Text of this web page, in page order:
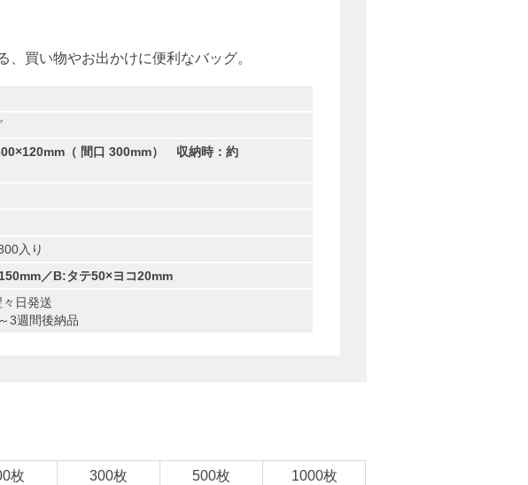
、買い物やお出かけに便利なバッグ。
（ 間口 300mm） 収納時：約
入り
／B:タテ50×ヨコ20mm
日発送
3週間後納品
枚 300枚 500枚
1000枚